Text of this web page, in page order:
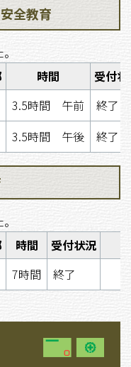
全教育
時間
受付
3.5時間 午前
終了
3.5時間 午後 終了
時間
受付状況
7時間 終了